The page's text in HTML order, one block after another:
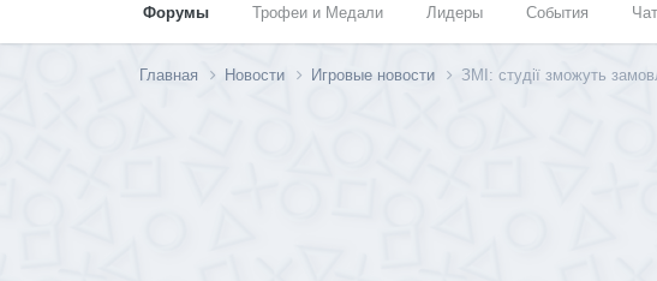
Форумы Трофеи и Медали Лидеры События Чат
Главная Новости Игровые новости ЗМІ: студії зможуть